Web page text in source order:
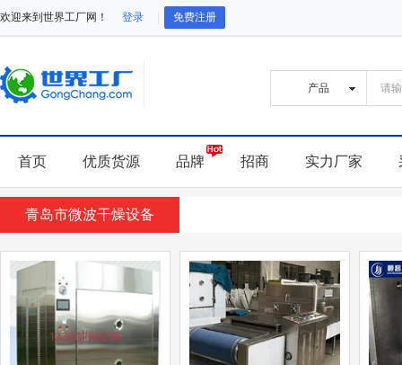
欢迎来到世界工厂网！ 登录 免费注册
首页 优质货源 品牌 招商 实力厂家
青岛市微波干燥设备